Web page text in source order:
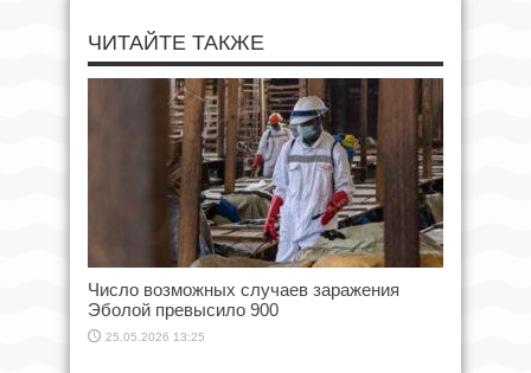
ЧИТАЙТЕ ТАКЖЕ
Число возможных случаев заражения
Эболой превысило 900
25.05.2026 13:25